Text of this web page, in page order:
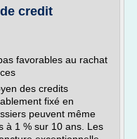
credit
favorables au rachat
des credits
fixé en
peuvent même
à 1 % sur 10 ans. Les